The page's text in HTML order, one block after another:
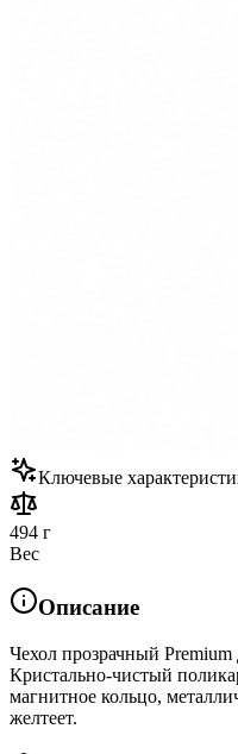
Ключевые
494 г
Вес
Описание
Чехол прозрачный
Кристально-чистый
магнитное кольцо,
желтеет.